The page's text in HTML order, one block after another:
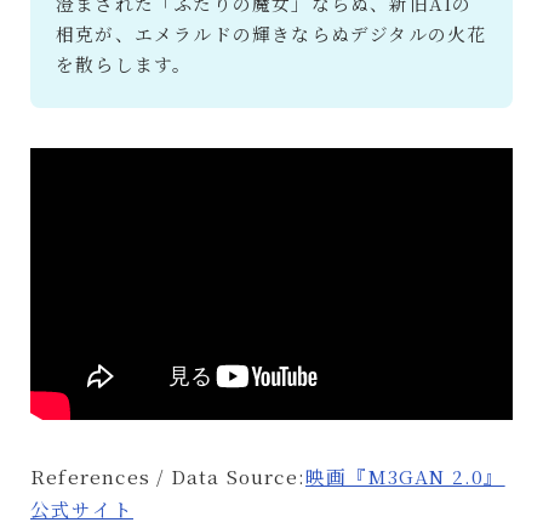
相克が、エメラルドの輝きならぬデジタルの火花
を散らします。
References / Data Source:映画『M3GAN 2.0』
公式サイト